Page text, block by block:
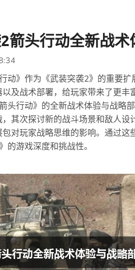
2箭头行动全新战
动》作为《武装突袭2》的重要
及战术部署，给玩家带来了更
头行动》的全新战术体验与战略
其次探讨新的战斗场景和敌人设
对玩家战略思维的影响。通过
的游戏深度和挑战性。